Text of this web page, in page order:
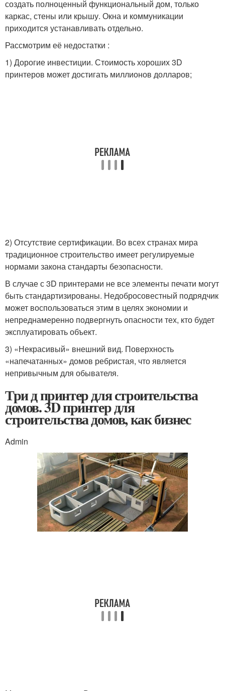
создать полноценный функциональный дом, только
каркас, стены или крышу. Окна и коммуникации
приходится устанавливать отдельно.
Рассмотрим её недостатки :
1) Дорогие инвестиции. Стоимость хороших 3D
принтеров может достигать миллионов долларов;
2) Отсутствие сертификации. Во всех странах мира
традиционное строительство имеет регулируемые
нормами закона стандарты безопасности.
В случае с 3D принтерами не все элементы печати могут
быть стандартизированы. Недобросовестный подрядчик
может воспользоваться этим в целях экономии и
непреднамеренно подвергнуть опасности тех, кто будет
эксплуатировать объект.
3) «Некрасивый» внешний вид. Поверхность
«напечатанных» домов ребристая, что является
непривычным для обывателя.
Три д принтер для строительства
домов. 3D принтер для
строительства домов, как бизнес
Admin